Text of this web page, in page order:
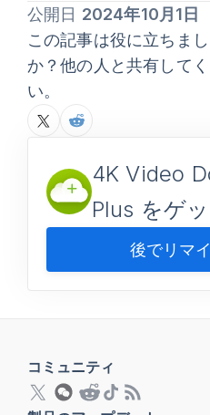
公開日 2024年10月1日
この記事は役に立ちま
か？他の人と共有してく
い。
4K Video
Plus をゲ
後でリマ
コミュニティ